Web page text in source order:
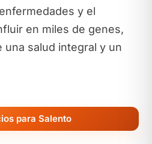
y el
en miles de genes,
una salud integral y un
para Salento